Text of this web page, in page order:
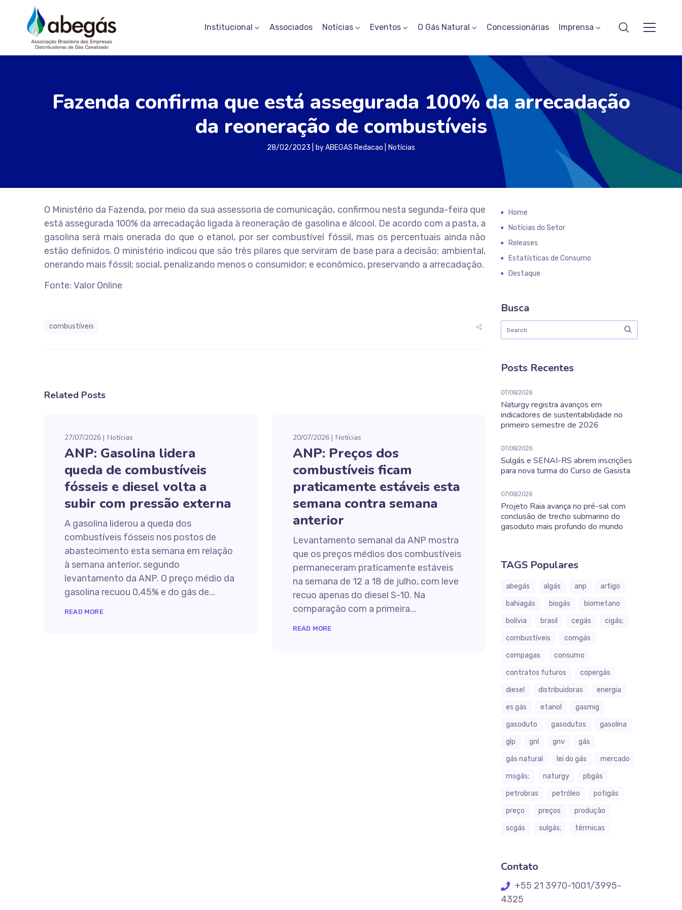
Institucional Associados Notícias Eventos O Gás Natural Concessionárias Imprensa
Fazenda confirma que está assegurada 100% da arrecadação
da reoneração de combustíveis
28/02/2023 byABEGAS Redacao Notícias
O Ministério da Fazenda, por meio da sua assessoria de comunicação, confirmou nesta segunda-feira que
está assegurada 100% da arrecadação ligada à reoneração de gasolina e álcool. De acordo com a pasta, a
gasolina será mais onerada do que o etanol, por ser combustível fóssil, mas os percentuais ainda não
estão definidos. O ministério indicou que são três pilares que serviram de base para a decisão: ambiental,
onerando mais fóssil; social, penalizando menos o consumidor; e econômico, preservando a arrecadação.
Fonte: Valor Online
combustíveis
Related Posts
27/07/2026 Notícias
ANP: Gasolina lidera
queda de combustíveis
fósseis e diesel volta a
subir com pressão externa
A gasolina liderou a queda dos
combustíveis fósseis nos postos de
abastecimento esta semana em relação
à semana anterior, segundo
levantamento da ANP. O preço médio da
gasolina recuou 0,45% e do gás de...
READ MORE
20/07/2026 Notícias
ANP: Preços dos
combustíveis ficam
praticamente estáveis esta
semana contra semana
anterior
Levantamento semanal da ANP mostra
que os preços médios dos combustíveis
permaneceram praticamente estáveis
na semana de 12 a 18 de julho, com leve
recuo apenas do diesel S-10. Na
comparação com a primeira...
READ MORE
Home
Notícias do Setor
Releases
Estatísticas de Consumo
Destaque
Busca
Posts Recentes
07/08/2026
Naturgy registra avanços em
indicadores de sustentabilidade no
primeiro semestre de 2026
07/08/2026
Sulgás e SENAI-RS abrem inscrições
para nova turma do Curso de Gasista
07/08/2026
Projeto Raia avança no pré-sal com
conclusão de trecho submarino do
gasoduto mais profundo do mundo
TAGS Populares
abegás algás anp
artigo
bahiagás
biogás
biometano
bolívia
brasil cegás
cigás;
combustíveis
comgás
compagas
consumo
contratos futuros
copergás
diesel
distribuidoras
energia
es gás
etanol
gasmig
gasoduto
gasodutos
gasolina
glp
gnl gnv
gás
gás natural
lei do gás
mercado
msgás;
naturgy
pbgás
petrobras
petróleo
potigás
preço
preços
produção
scgás
sulgás; térmicas
Contato
+55 21 3970-1001/3995-
4325